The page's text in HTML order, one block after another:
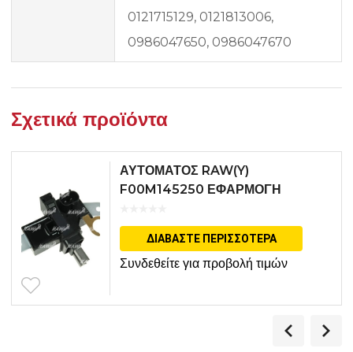
0121715129, 0121813006,
0986047650, 0986047670
Σχετικά προϊόντα
ΑΥΤΟΜΑΤΟΣ RAW(Y)
F00M145250 ΕΦΑΡΜΟΓΗ
ΔΙΑΒΆΣΤΕ ΠΕΡΙΣΣΌΤΕΡΑ
Συνδεθείτε για προβολή τιμών